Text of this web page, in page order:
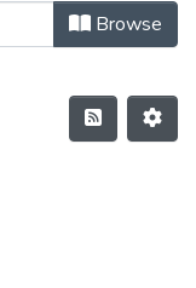
Browse